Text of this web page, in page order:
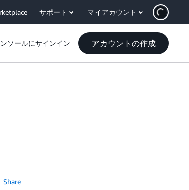
サポート マイアカウント
ソールにサインイン アカウントの作成
Share